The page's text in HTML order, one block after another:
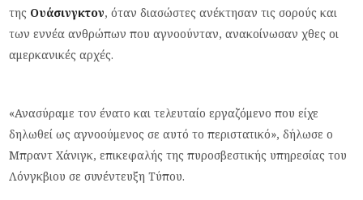
της Ουάσινγκτον, όταν διασώστες ανέκτησαν τις σορούς και
των εννέα ανθρώπων που αγνοούνταν, ανακοίνωσαν χθες οι
αμερκανικές αρχές.
«Ανασύραμε τον ένατο και τελευταίο εργαζόμενο που είχε
δηλωθεί ως αγνοούμενος σε αυτό το περιστατικό», δήλωσε ο
Μπραντ Χάνιγκ, επικεφαλής της πυροσβεστικής υπηρεσίας του
Λόνγκβιου σε συνέντευξη Τύπου.